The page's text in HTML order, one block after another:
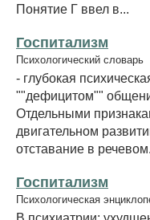
Понятие Г ввел в...
Госпитализм
Психологический словарь
- глубокая
""дефицитом""
Отдельными
двигательном
отставание в речевом...
Госпитализм
Психологическая